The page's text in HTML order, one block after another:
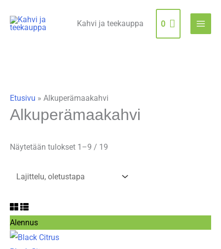
sisältöön
Kahvi ja teekauppa 0
Etusivu » Alkuperämaakahvi
Alkuperämaakahvi
Näytetään tulokset 1–9 / 19
AlennusTuote
alennuksessa